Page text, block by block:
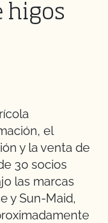
higos
el
y la venta de
30 socios
las marcas
y Sun-Maid,